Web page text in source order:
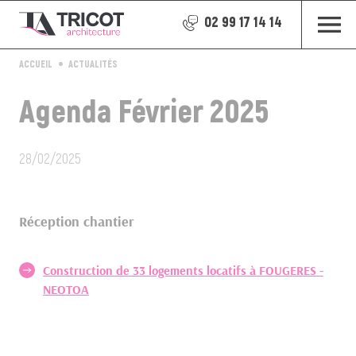
02 99 17 14 14
ACCUEIL ACTUALITÉS
Agenda Février 2025
28/02/2025
Réception chantier
Construction de 33 logements locatifs à FOUGERES -
NEOTOA